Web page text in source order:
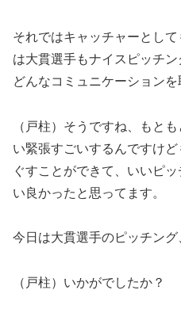
それではキャッチャーとし
は大貫選手もナイスピッチ
どんなコミュニケーション
（戸柱）そうですね、もと
い緊張すごいするんですけ
ぐすことができて、いいピ
い良かったと思ってます。
今日は大貫選手のピッチング
（戸柱）いかがでしたか？